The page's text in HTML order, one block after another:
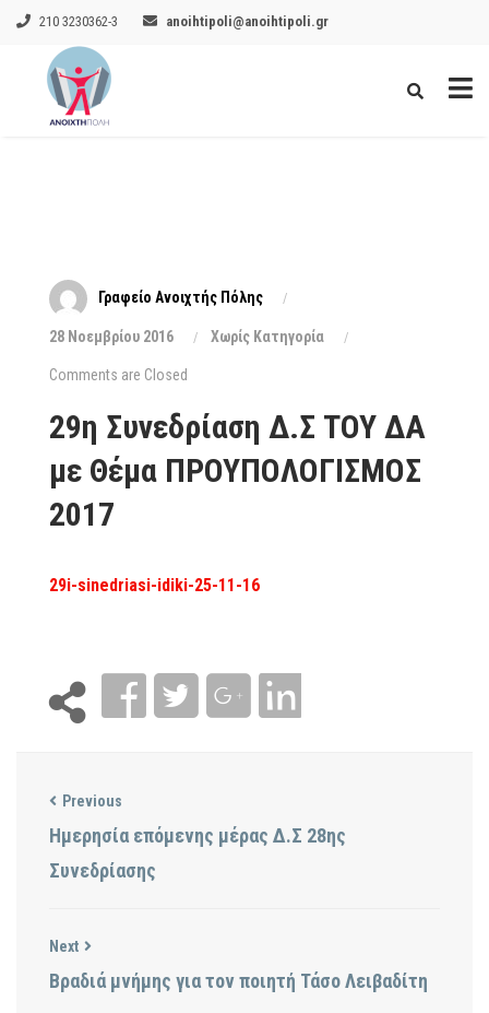
210 3230362-3 anoihtipoli@anoihtipoli.gr
Γραφείο Ανοιχτής Πόλης
28 Νοεμβρίου 2016 Xωρίς Κατηγορία
Comments are Closed
29η Συνεδρίαση Δ.Σ ΤΟΥ ΔΑ
με Θέμα ΠΡΟΥΠΟΛΟΓΙΣΜΟΣ
2017
29i-sinedriasi-idiki-25-11-16
Previous
Ημερησία επόμενης μέρας Δ.Σ 28ης
Συνεδρίασης
Next
Bραδιά μνήμης για τον ποιητή Τάσο Λειβαδίτη